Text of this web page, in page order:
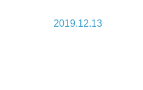
2019.12.13